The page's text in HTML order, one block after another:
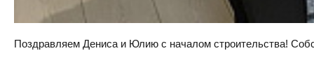
Поздравляем Дениса и Юлию с началом строительства!